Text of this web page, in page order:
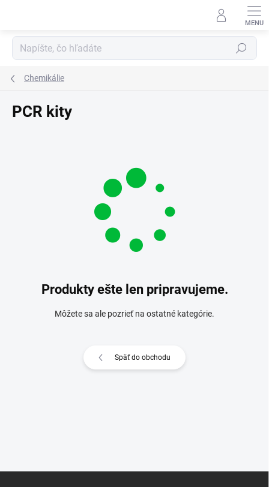
Hľadať
Chemikálie
PCR kity
Produkty ešte len pripravujeme.
Môžete sa ale pozrieť na ostatné kategórie.
Späť do obchodu